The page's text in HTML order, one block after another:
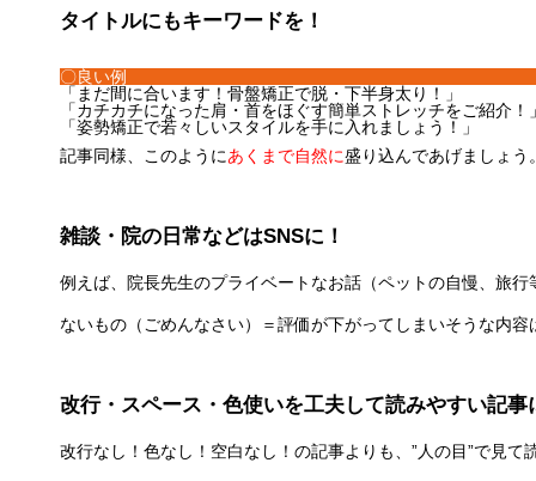
タイトルにもキーワードを！
〇良い例
「まだ間に合います！骨盤矯正で脱・下半身太り！」
「カチカチになった肩・首をほぐす簡単ストレッチをご紹介！
「姿勢矯正で若々しいスタイルを手に入れましょう！」
記事同様、このようにあくまで自然に盛り込んであげましょう
雑談・院の日常などはSNSに！
例えば、院長先生のプライベートなお話（ペットの自慢、旅
ないもの（ごめんなさい）＝評価が下がってしまいそうな内容
改行・スペース・色使いを工夫して読みやすい記事
改行なし！色なし！空白なし！の記事よりも、”人の目”で見